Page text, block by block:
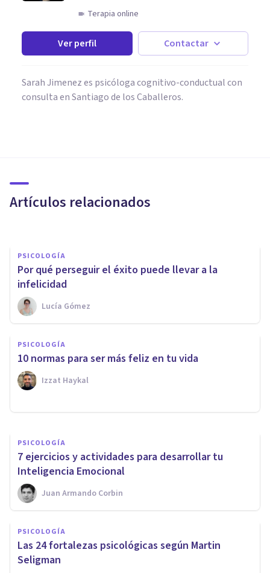
Terapia online
Ver perfil Contactar
Sarah Jimenez es psicóloga cognitivo-conductual con
consulta en Santiago de los Caballeros.
Artículos relacionados
Alaska
PSICOLOGÍA
Por qué perseguir el éxito puede llevar a la
infelicidad
Lucía Gómez
PSICOLOGÍA
10 normas para ser más feliz en tu vida
Izzat Haykal
Cómo la Vergüenza puede
llegar a limitarnos
PSICOLOGÍA
7 ejercicios y actividades para desarrollar tu
Inteligencia Emocional
Juan Armando Corbin
PSICOLOGÍA
Las 24 fortalezas psicológicas según Martin
Seligman